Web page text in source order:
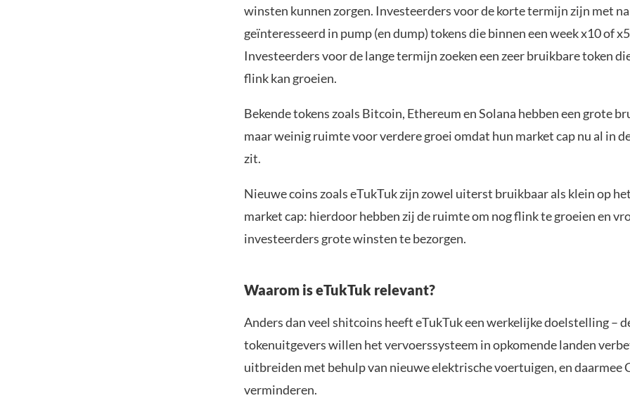
winsten kunnen zorgen. Investeerders voor de korte termijn zijn met
geïnteresseerd in pump (en dump) tokens die binnen een week x10 of
Investeerders voor de lange termijn zoeken een zeer bruikbare token
flink kan groeien.
Bekende tokens zoals Bitcoin, Ethereum en Solana hebben een grote
maar weinig ruimte voor verdere groei omdat hun market cap nu al in
zit.
Nieuwe coins zoals eTukTuk zijn zowel uiterst bruikbaar als klein op
market cap: hierdoor hebben zij de ruimte om nog flink te groeien en
investeerders grote winsten te bezorgen.
Waarom is eTukTuk relevant?
Anders dan veel shitcoins heeft eTukTuk een werkelijke doelstelling –
tokenuitgevers willen het vervoerssysteem in opkomende landen
uitbreiden met behulp van nieuwe elektrische voertuigen, en
verminderen.